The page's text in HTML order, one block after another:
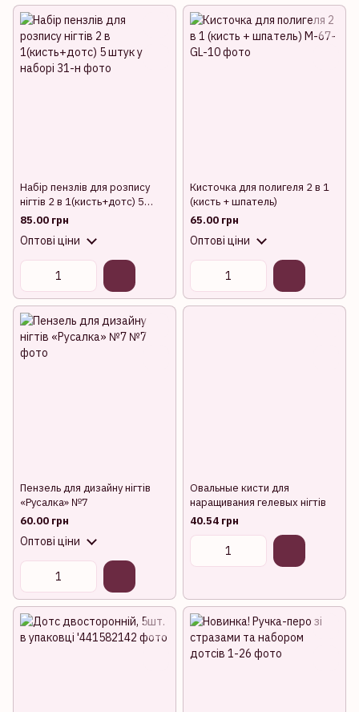
Набір пензлів для розпису
нігтів 2 в 1(кисть+дотс) 5
штук у наборі
85.00 грн
Оптові ціни
Кисточка для полигеля 2 в 1
(кисть + шпатель)
65.00 грн
Оптові ціни
Пензель для дизайну нігтів
«Русалка» №7
60.00 грн
Оптові ціни
Овальные кисти для
наращивания гелевых нігтів
40.54 грн